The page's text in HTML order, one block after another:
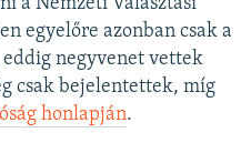
egyelőre azonban csak a
negyvenet vettek
csak bejelentettek, míg
honlapján.